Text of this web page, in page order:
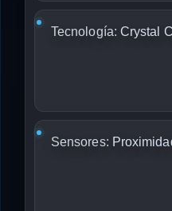
Tecnología: Crystal
Sensores: